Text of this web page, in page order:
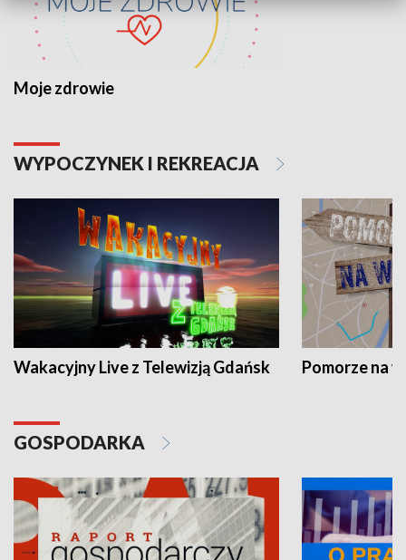
Moje zdrowie
WYPOCZYNEK I REKREACJA
Wakacyjny Live z Telewizją Gdańsk Pomorze na
GOSPODARKA